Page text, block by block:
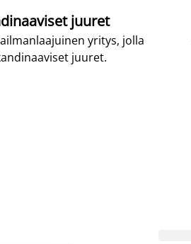
juuret
yritys, jolla
juuret.